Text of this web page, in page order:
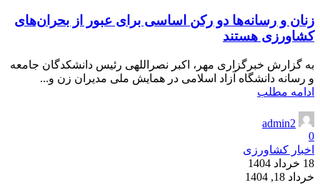
زنان و رسانه‌ها دو رکن اساسی برای عبور از بحران‌های
کشاورزی هستند
به گزارش خبرگزاری مهر، اکبر نصراللهی رئیس دانشکدگان جامعه
و رسانه دانشگاه آزاد اسلامی در همایش ملی مدیران زن و...
ادامه مطلب
admin2
0
اخبار کشاورزی
18 خرداد 1404
خرداد 18, 1404